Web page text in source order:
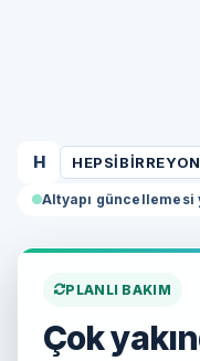
H
Altyapı güncellemesi
PLANLI BAKIM
Çok